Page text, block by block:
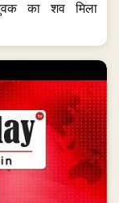
का शव मिला